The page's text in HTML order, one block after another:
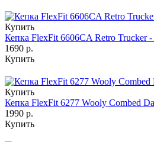
Купить
Кепка FlexFit 6606CA Retro Trucker -
1690 р.
Купить
Купить
Кепка FlexFit 6277 Wooly Combed
1990 р.
Купить